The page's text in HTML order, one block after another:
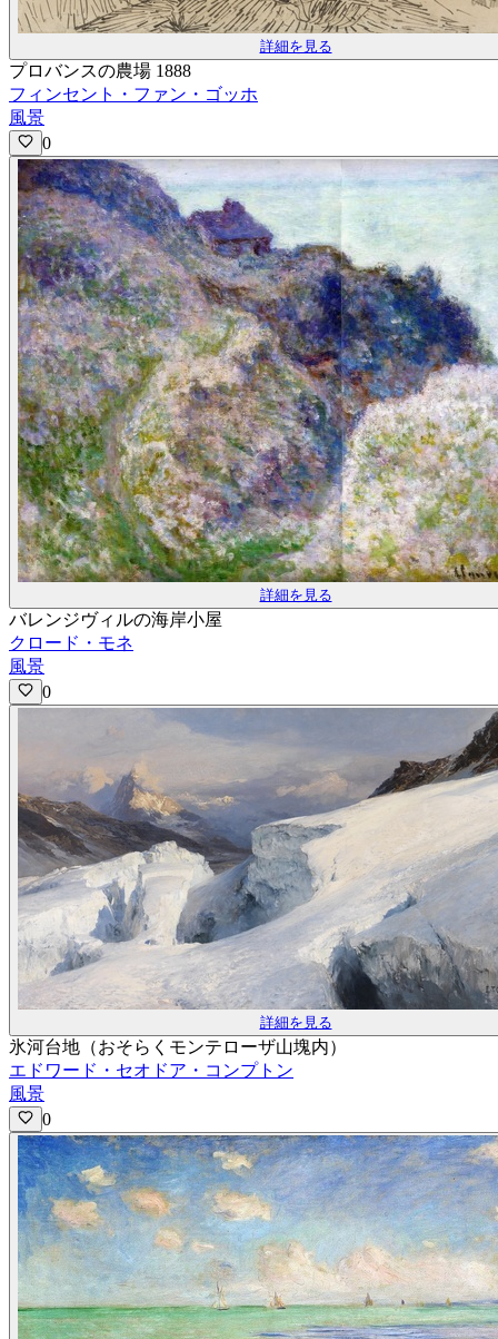
詳細を見る
プロバンスの農場 1888
フィンセント・ファン・ゴッホ
風景
0
詳細を見る
バレンジヴィルの海岸小屋
クロード・モネ
風景
0
詳細を見る
氷河台地（おそらくモンテローザ山塊内）
エドワード・セオドア・コンプトン
風景
0